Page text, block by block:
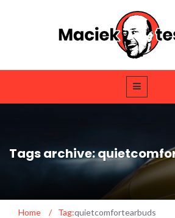
Tags archive:
Home / Tag:quietcomfortearbuds